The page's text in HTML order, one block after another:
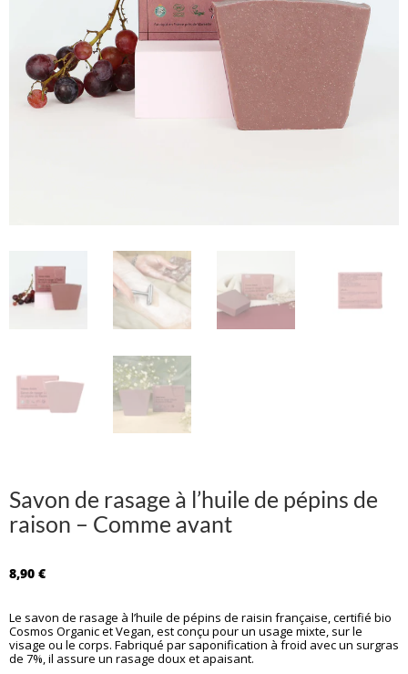
Savon de rasage à l’huile de pépins de
raison – Comme avant
8,90 €
Le savon de rasage à l’huile de pépins de raisin française, certifié bio
Cosmos Organic et Vegan, est conçu pour un usage mixte, sur le
visage ou le corps. Fabriqué par saponification à froid avec un surgras
de 7%, il assure un rasage doux et apaisant.